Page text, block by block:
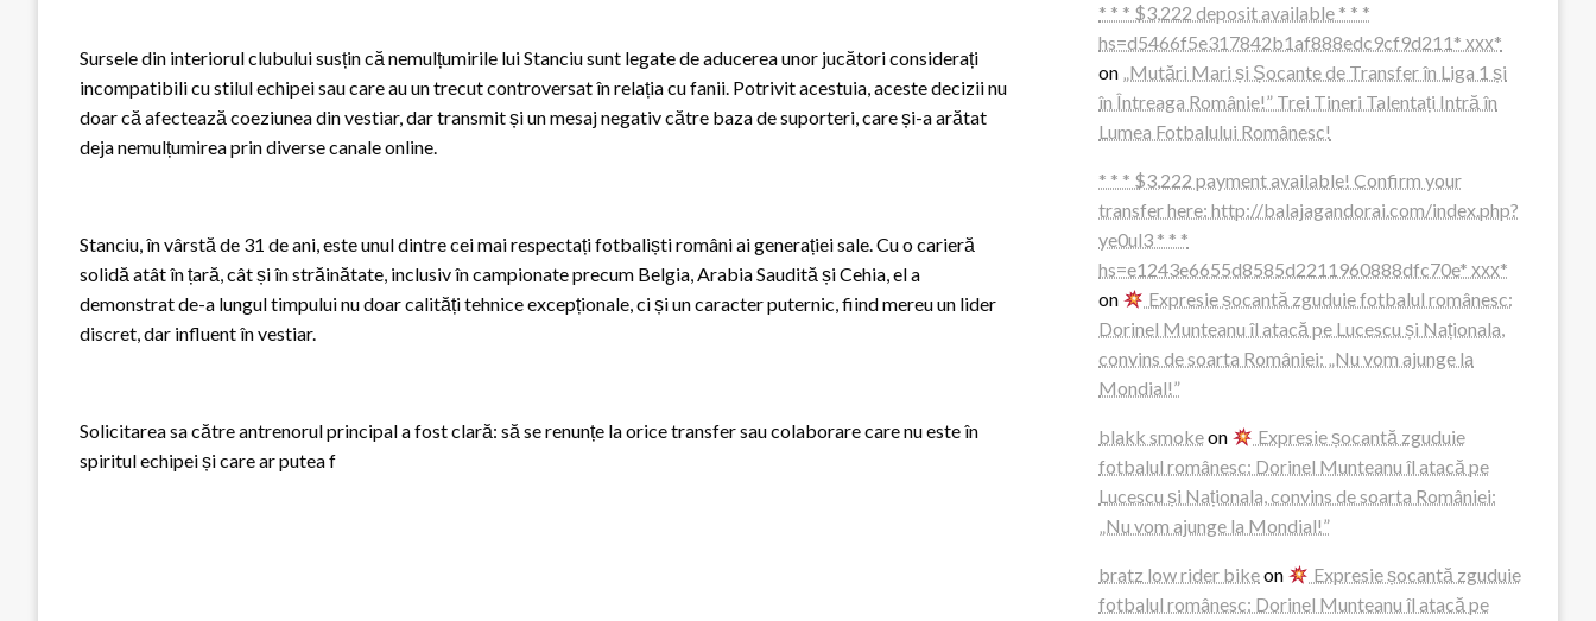
Sursele din interiorul clubului susțin că nemulțumirile lui Stanciu sunt legate de aducerea unor jucători considerați
incompatibili cu stilul echipei sau care au un trecut controversat în relația cu fanii. Potrivit acestuia, aceste decizii nu
doar că afectează coeziunea din vestiar, dar transmit și un mesaj negativ către baza de suporteri, care și-a arătat
deja nemulțumirea prin diverse canale online.
Stanciu, în vârstă de 31 de ani, este unul dintre cei mai respectați fotbaliști români ai generației sale. Cu o carieră
solidă atât în țară, cât și în străinătate, inclusiv în campionate precum Belgia, Arabia Saudită și Cehia, el a
demonstrat de-a lungul timpului nu doar calități tehnice excepționale, ci și un caracter puternic, fiind mereu un lider
discret, dar influent în vestiar.
Solicitarea sa către antrenorul principal a fost clară: să se renunțe la orice transfer sau colaborare care nu este în
spiritul echipei și care ar putea f
* * * $3,222 deposit available * * *
hs=d5466f5e317842b1af888edc9cf9d211* ххх*
on „Mutări Mari și Șocante de Transfer în Liga 1 și
în Întreaga Românie!” Trei Tineri Talentați Intră în
Lumea Fotbalului Românesc!
* * * $3,222 payment available! Confirm your
transfer here: http://balajagandorai.com/index.php?
ye0ul3 * * *
hs=e1243e6655d8585d2211960888dfc70e* ххх*
on
Expresie șocantă zguduie fotbalul românesc:
Dorinel Munteanu îl atacă pe Lucescu și Naționala,
convins de soarta României: „Nu vom ajunge la
Mondial!”
blakk smokeon
Expresie șocantă zguduie
fotbalul românesc: Dorinel Munteanu îl atacă pe
Lucescu și Naționala, convins de soarta României:
„Nu vom ajunge la Mondial!”
bratz low rider bikeon
Expresie șocantă zguduie
fotbalul românesc: Dorinel Munteanu îl atacă pe